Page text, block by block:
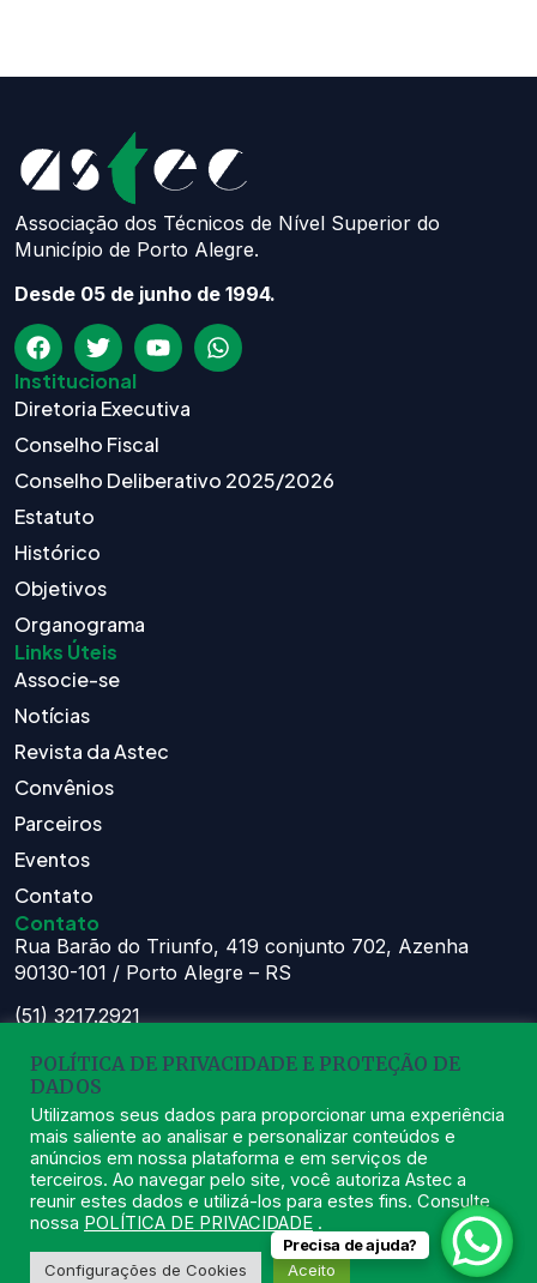
Associação dos Técnicos de Nível Superior do
Município de Porto Alegre.
Desde 05 de junho de 1994.
Institucional
Diretoria Executiva
Conselho Fiscal
Conselho Deliberativo 2025/2026
Estatuto
Histórico
Objetivos
Organograma
Links Úteis
Associe-se
Notícias
Revista da Astec
Convênios
Parceiros
Eventos
Contato
Contato
Rua Barão do Triunfo, 419 conjunto 702, Azenha
90130-101 / Porto Alegre – RS
(51) 3217.2921
Atendimento:
Seg à Sex das 8h – 11:30h e 13h – 16:30h
astec@astecpmpa.com.br
2026 ASTEC. Todos os Direitos Reservados. Desenvolvido por Nexx
POLÍTICA DE PRIVACIDADE E PROTEÇÃO DE
DADOS
Utilizamos seus dados para proporcionar uma experiência
mais saliente ao analisar e personalizar conteúdos e
anúncios em nossa plataforma e em serviços de
terceiros. Ao navegar pelo site, você autoriza Astec a
reunir estes dados e utilizá-los para estes fins. Consulte
nossa POLÍTICA DE PRIVACIDADE .
Configurações de Cookies Aceito
Precisa de ajuda?